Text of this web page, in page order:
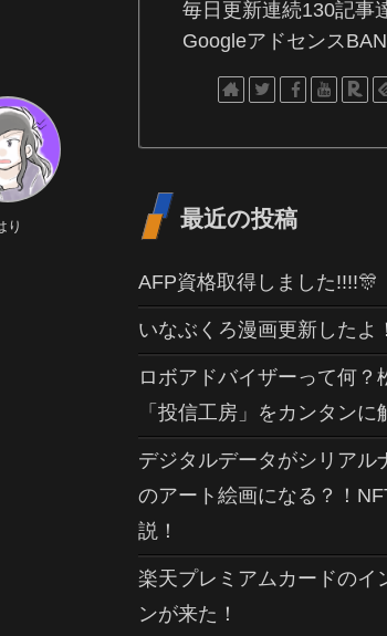
り
毎日更新連続130記事
Googleアドセンス
最近の投稿
AFP資格取得しました!!!!🎊
いなぶくろ漫画更新したよ！
ロボアドバイザーって何？
「投信工房」をカンタンに
デジタルデータがシリアル
のアート絵画になる？！
説！
楽天プレミアムカードのイ
ンが来た！